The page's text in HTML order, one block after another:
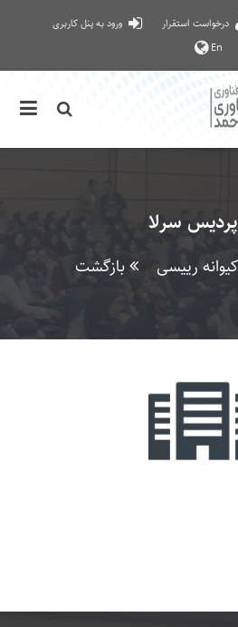
درخواست استقرار
ورود به پنل کاربری
En
پردیس سرلا
رییسی بازگشت